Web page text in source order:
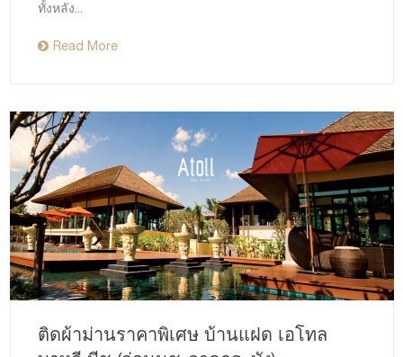
ทั้งหลัง...
Read More
ติดผ้าม่านราคาพิเศษ บ้านแฝด เอโทล